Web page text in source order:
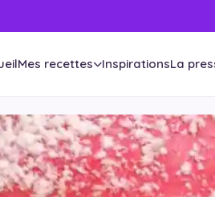
Mes recettes InspirationsLa